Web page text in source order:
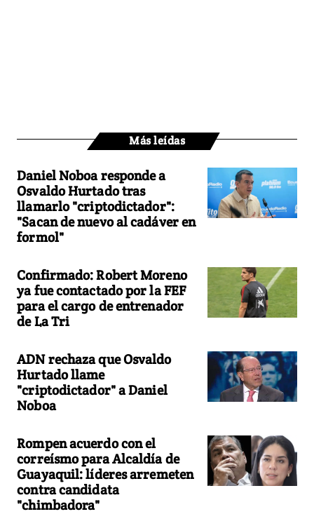
Más leídas
Daniel Noboa responde a
Osvaldo Hurtado tras
llamarlo "criptodictador":
"Sacan de nuevo al cadáver en
formol"
Confirmado: Robert Moreno
ya fue contactado por la FEF
para el cargo de entrenador
de La Tri
ADN rechaza que Osvaldo
Hurtado llame
"criptodictador" a Daniel
Noboa
Rompen acuerdo con el
correísmo para Alcaldía de
Guayaquil: líderes arremeten
contra candidata
"chimbadora"